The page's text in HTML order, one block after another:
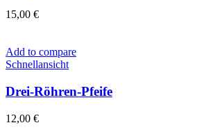
15,00 €
Add to compare
Schnellansicht
Drei-Röhren-Pfeife
12,00 €